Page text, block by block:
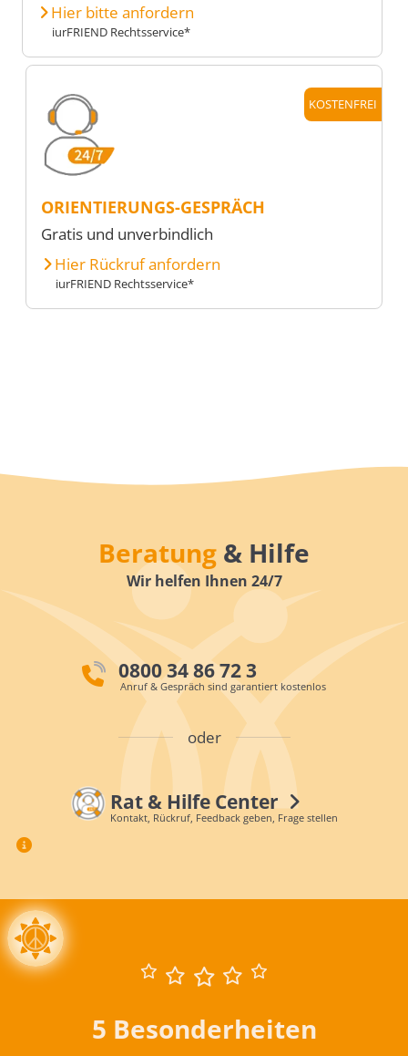
Hier bitte anfordern
iurFRIEND Rechtsservice*
KOSTENFREI
ORIENTIERUNGS-GESPRÄCH
Gratis und unverbindlich
Hier Rückruf anfordern
iurFRIEND Rechtsservice*
Beratung & Hilfe
Wir helfen Ihnen 24/7
0800 34 86 72 3
Anruf & Gespräch sind garantiert kostenlos
oder
Rat & Hilfe Center
Kontakt, Rückruf, Feedback geben, Frage stellen
5 Besonderheiten